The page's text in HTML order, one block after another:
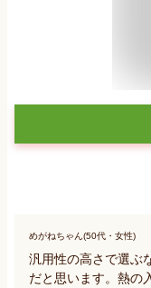
めがねちゃん(50代・女性)
汎用性の高さで選ぶ
だと思います。熱の